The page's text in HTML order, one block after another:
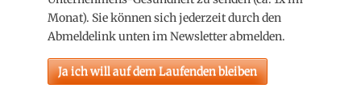
Monat). Sie können sich jederzeit durch den
Abmeldelink unten im Newsletter abmelden.